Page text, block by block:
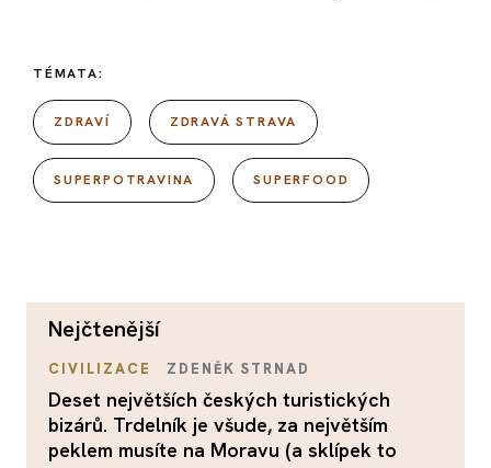
TÉMATA:
ZDRAVÍ ZDRAVÁ STRAVA
SUPERPOTRAVINA SUPERFOOD
nejčtenější
CIVILIZACE ZDENĚK STRNAD
Deset největších českých turistických
bizárů. Trdelník je všude, za největším
peklem musíte na Moravu (a sklípek to